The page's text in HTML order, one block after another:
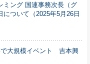
ミング 国連事務次長（グ
ついて（2025年5月26日
で大規模イベント 吉本興